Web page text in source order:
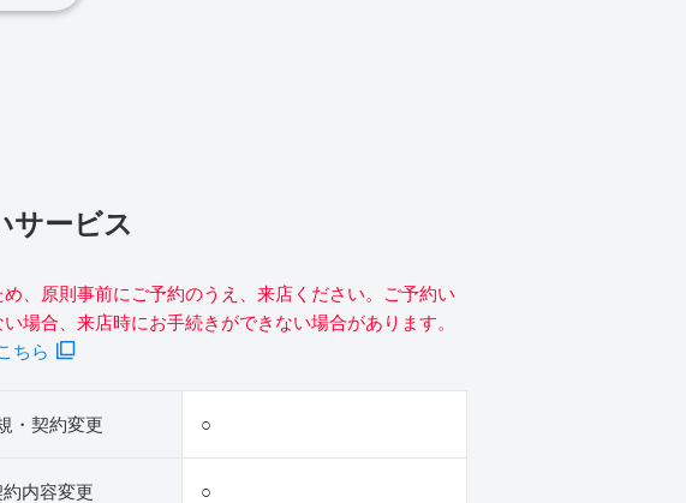
サービス
、原則事前にご予約のうえ、来店ください。ご予約い
場合、来店時にお手続きができない場合があります。
ちら
・契約変更 ○
約内容変更 ○